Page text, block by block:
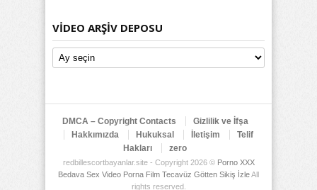
VIDEO ARŞIV DEPOSU
Video
Arşiv
DMCA – Copyright Contacts
Gizlilik ve İfşa
Hakkımızda
Hukuksal İletişim
Telif
Hakları
zero
redbillescortbayanlar.site - Copyright 2026 © Porno XXX
Bedava Sex Video Porna Film Tecavüz Götten Sikiş İzleAll
rights reserved.